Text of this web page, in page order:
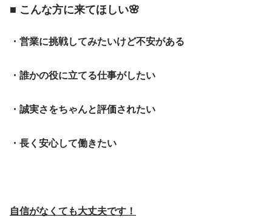
■ こんな方に来てほしい🌸
・営業に挑戦してみたいけど不安がある
・誰かの役に立てる仕事がしたい
・誠実さをちゃんと評価されたい
・長く安心して働きたい
自信がなくても大丈夫です！